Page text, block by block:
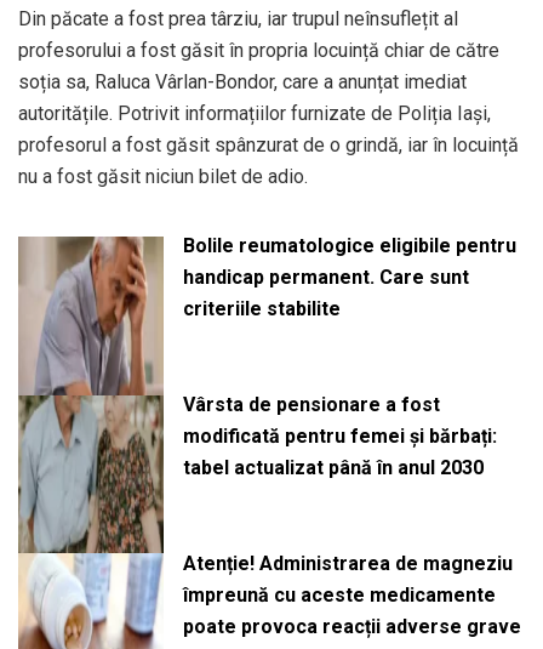
Din păcate a fost prea târziu, iar trupul neînsuflețit al
profesorului a fost găsit în propria locuință chiar de către
soția sa, Raluca Vârlan-Bondor, care a anunțat imediat
autoritățile. Potrivit informațiilor furnizate de Poliția Iași,
profesorul a fost găsit spânzurat de o grindă, iar în locuință
nu a fost găsit niciun bilet de adio.
Bolile reumatologice eligibile pentru
handicap permanent. Care sunt
criteriile stabilite
Vârsta de pensionare a fost
modificată pentru femei și bărbați:
tabel actualizat până în anul 2030
Atenție! Administrarea de magneziu
împreună cu aceste medicamente
poate provoca reacții adverse grave